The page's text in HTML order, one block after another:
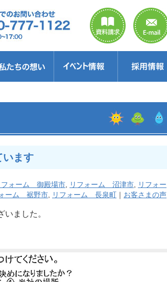
います
フォーム 御殿場市 リフォーム 沼津市
リフォー
ーム 裾野市 リフォーム 長泉町 ｜ お客さまの声
ました。